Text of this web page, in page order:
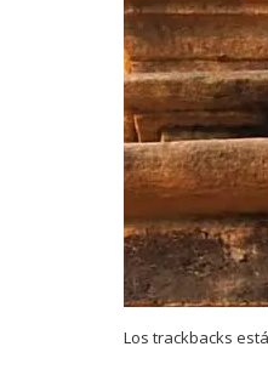
Los trackbacks